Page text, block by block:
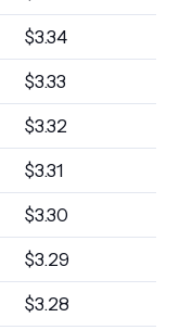
$3.34
$3.33
$3.32
$3.31
$3.30
$3.29
$3.28